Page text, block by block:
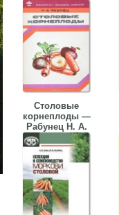
Столовые
корнеплоды —
Рабунец Н. А.